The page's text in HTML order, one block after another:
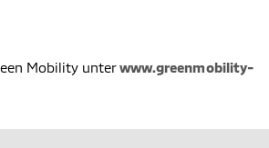
Mobility unterwww.greenmobility-